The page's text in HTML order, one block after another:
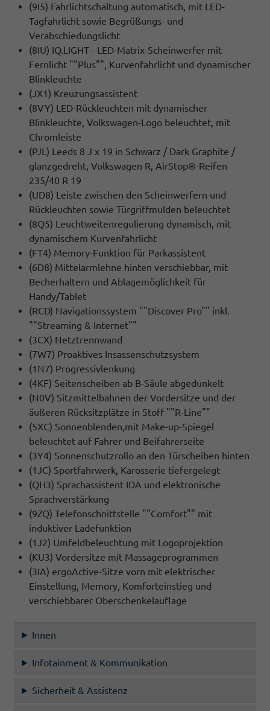
(9I5) Fahrlichtschaltung automatisch, mit LED-
Tagfahrlicht sowie Begrüßungs- und
Verabschiedungslicht
(8IU) IQ.LIGHT - LED-Matrix-Scheinwerfer mit
Fernlicht ""Plus"", Kurvenfahrlicht und dynamischer
Blinkleuchte
(JX1) Kreuzungsassistent
(8VY) LED-Rückleuchten mit dynamischer
Blinkleuchte, Volkswagen-Logo beleuchtet, mit
Chromleiste
(PJL) Leeds 8 J x 19 in Schwarz / Dark Graphite /
glanzgedreht, Volkswagen R, AirStop®-Reifen
235/40 R 19
(UD8) Leiste zwischen den Scheinwerfern und
Rückleuchten sowie Türgriffmulden beleuchtet
(8Q5) Leuchtweitenregulierung dynamisch, mit
dynamischem Kurvenfahrlicht
(FT4) Memory-Funktion für Parkassistent
(6D8) Mittelarmlehne hinten verschiebbar, mit
Becherhaltern und Ablagemöglichkeit für
Handy/Tablet
(RCD) Navigationssystem ""Discover Pro"" inkl.
""Streaming & Internet""
(3CX) Netztrennwand
(7W7) Proaktives Insassenschutzsystem
(1N7) Progressivlenkung
(4KF) Seitenscheiben ab B-Säule abgedunkelt
(N0V) Sitzmittelbahnen der Vordersitze und der
äußeren Rücksitzplätze in Stoff ""R-Line""
(5XC) Sonnenblenden,mit Make-up-Spiegel
beleuchtet auf Fahrer und Beifahrerseite
(3Y4) Sonnenschutzrollo an den Türscheiben hinten
(1JC) Sportfahrwerk, Karosserie tiefergelegt
(QH3) Sprachassistent IDA und elektronische
Sprachverstärkung
(9ZQ) Telefonschnittstelle ""Comfort"" mit
induktiver Ladefunktion
(1J2) Umfeldbeleuchtung mit Logoprojektion
(KU3) Vordersitze mit Massageprogrammen
(3IA) ergoActive-Sitze vorn mit elektrischer
Einstellung, Memory, Komforteinstieg und
verschiebbarer Oberschenkelauflage
Innen
Infotainment & Kommunikation
Sicherheit & Assistenz